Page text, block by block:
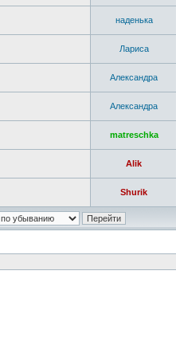
наденька
Лариса
Александра
Александра
matreschka
Alik
Shurik